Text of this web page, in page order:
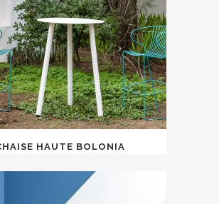
HAUTE BOLONIA